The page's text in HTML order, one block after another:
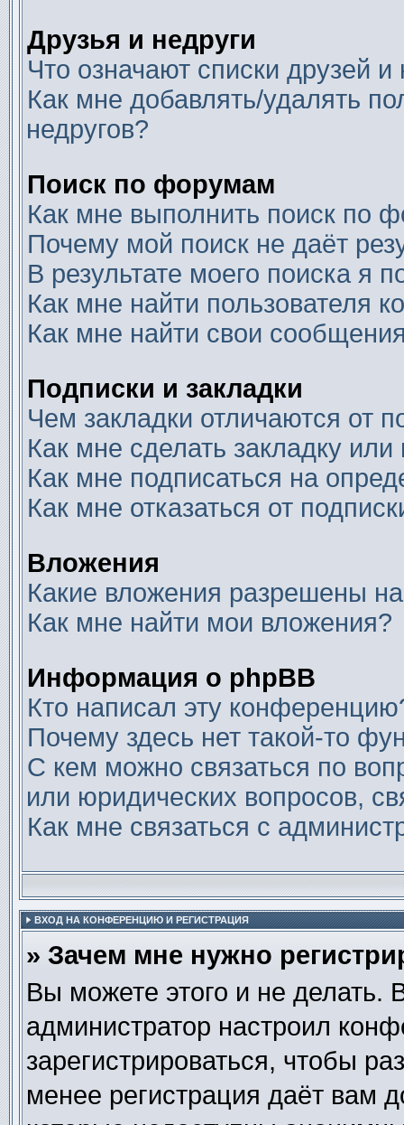
Друзья и недруги
Что означают списки друзей и
Как мне добавлять/удалять
недругов?
Поиск по форумам
Как мне выполнить поиск по
Почему мой поиск не даёт
В результате моего поиска я
Как мне найти пользователя
Как мне найти свои
Подписки и закладки
Чем закладки отличаются от
Как мне сделать закладку
Как мне подписаться на
Как мне отказаться от
Вложения
Какие вложения разрешены
Как мне найти мои вложения?
Информация о phpBB
Кто написал эту
Почему здесь нет такой-то
С кем можно связаться по
или юридических вопросов,
Как мне связаться с
ВХОД НА КОНФЕРЕНЦИЮ И РЕГИСТРАЦИЯ
» Зачем мне нужно
Вы можете этого и не делать.
администратор настроил
зарегистрироваться, чтобы
менее регистрация даёт вам